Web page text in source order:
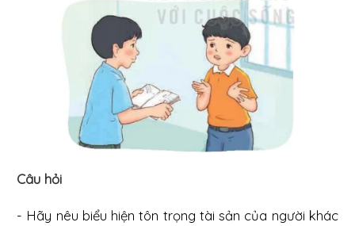
Câu hỏi
- Hãy nêu biểu hiện tôn trọng tài sản của người khác